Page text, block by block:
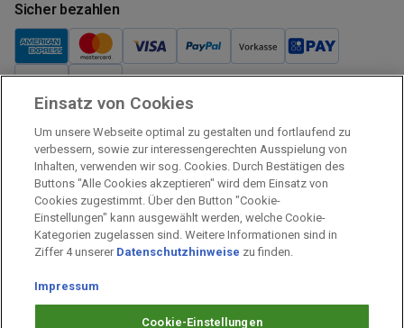
Sicher bezahlen
Verkauf und Versand
Kostenloser Versand:
Verkauf und Versand durch:
Verkauf Gutscheine durch:
Sicher einkaufen
Prämien Impressum
Einsatz von Cookies
Um unsere Webseite optimal zu gestalten und fortlaufend zu
verbessern, sowie zur interessengerechten Ausspielung von
Inhalten, verwenden wir sog. Cookies. Durch Bestätigen des
Buttons "Alle Cookies akzeptieren" wird dem Einsatz von
Cookies zugestimmt. Über den Button "Cookie-
Einstellungen" kann ausgewählt werden, welche Cookie-
Kategorien zugelassen sind. Weitere Informationen sind in
Ziffer 4 unserer Datenschutzhinweise zu finden.
Impressum
Cookie-Einstellungen